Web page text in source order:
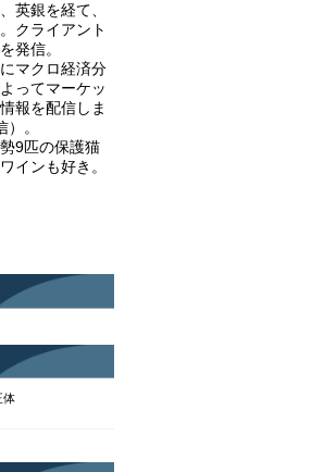
英銀を経て、
クライアント
発信。
マクロ経済分
ってマーケッ
報を配信しま
。
9匹の保護猫
インも好き。
体